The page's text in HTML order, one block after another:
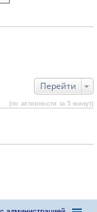
Перейти
(по активности за 5 минут)